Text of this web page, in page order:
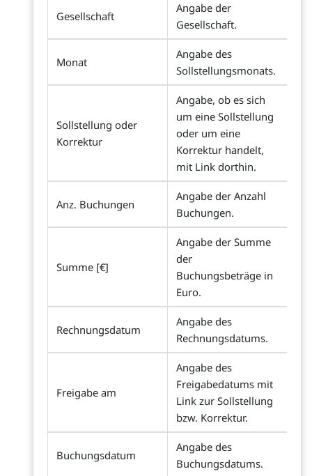
Gesellschaft
Angabe der
Gesellschaft.
Monat
Angabe des
Sollstellungsmonats.
Sollstellung oder
Korrektur
Angabe, ob es sich
um eine Sollstellung
oder um eine
Korrektur handelt,
mit Link dorthin.
Anz. Buchungen
Angabe der Anzahl
Buchungen.
Summe [€]
Angabe der Summe
der
Buchungsbeträge in
Euro.
Rechnungsdatum
Angabe des
Rechnungsdatums.
Freigabe am
Angabe des
Freigabedatums mit
Link zur Sollstellung
bzw. Korrektur.
Buchungsdatum
Angabe des
Buchungsdatums.